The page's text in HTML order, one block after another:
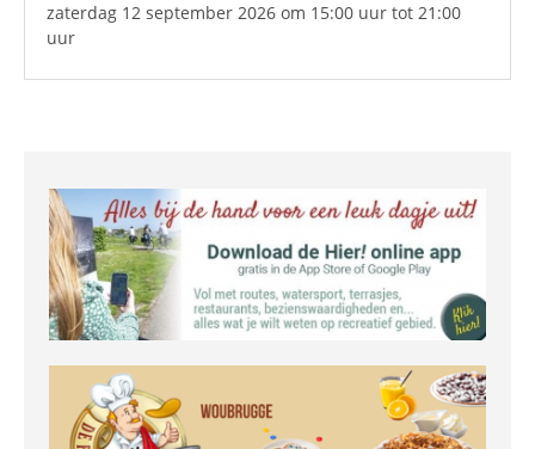
zaterdag 12 september 2026 om 15:00 uur tot 21:00
uur